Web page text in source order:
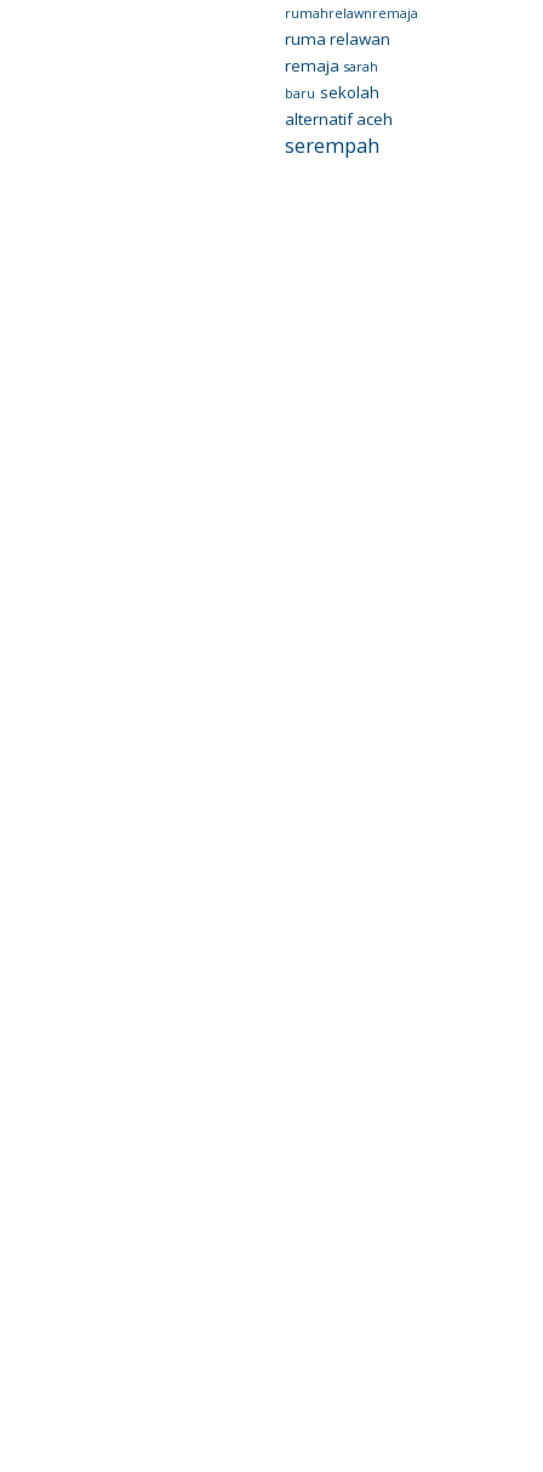
rumahrelawnremaja
ruma relawan
remaja sarah
baru sekolah
alternatif aceh
serempah